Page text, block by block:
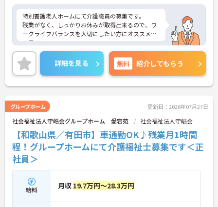
特別養護老人ホームにて介護職員の募集です。
残業がなく、しっかりお休みが取得出来るので、ワ
ークライフバランスを大切にしたい方にオススメで
す◎
ご興味ある方には、面接対策ポイントなど、さらに
詳細をお話しいたしますのでお気軽にご相談くださ
い。
詳細を見る 無料 紹介してもらう
グループホーム 更新日：2026年07月27日
社会福祉法人守皓会グループホーム 愛宕苑 社会福祉法人守皓会
【和歌山県／有田市】車通勤OK♪残業月1時間
程！グループホームにて介護福祉士募集です＜正
社員＞
給料 月収 19.7万円～28.3万円